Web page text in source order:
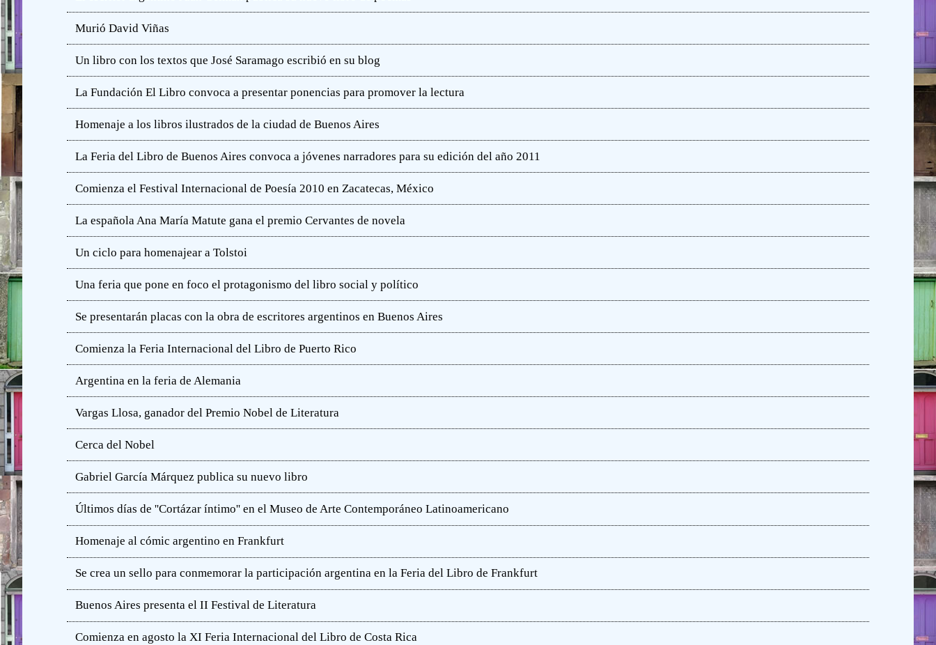
Murió David Viñas
Un libro con los textos que José Saramago escribió en su blog
La Fundación El Libro convoca a presentar ponencias para promover la lectura
Homenaje a los libros ilustrados de la ciudad de Buenos Aires
La Feria del Libro de Buenos Aires convoca a jóvenes narradores para su edición del año 2011
Comienza el Festival Internacional de Poesía 2010 en Zacatecas, México
La española Ana María Matute gana el premio Cervantes de novela
Un ciclo para homenajear a Tolstoi
Una feria que pone en foco el protagonismo del libro social y político
Se presentarán placas con la obra de escritores argentinos en Buenos Aires
Comienza la Feria Internacional del Libro de Puerto Rico
Argentina en la feria de Alemania
Vargas Llosa, ganador del Premio Nobel de Literatura
Cerca del Nobel
Gabriel García Márquez publica su nuevo libro
Últimos días de ''Cortázar íntimo'' en el Museo de Arte Contemporáneo Latinoamericano
Homenaje al cómic argentino en Frankfurt
Se crea un sello para conmemorar la participación argentina en la Feria del Libro de Frankfurt
Buenos Aires presenta el II Festival de Literatura
Comienza en agosto la XI Feria Internacional del Libro de Costa Rica